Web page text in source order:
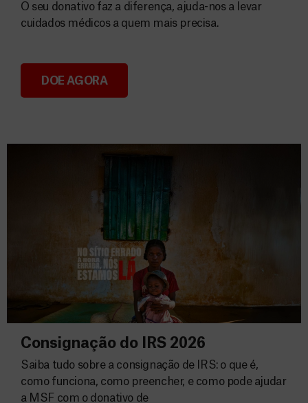
Donativos
O seu donativo faz a diferença, ajuda-nos a levar
cuidados médicos a quem mais precisa.
DOE AGORA
Consignação do IRS 2026
Saiba tudo sobre a consignação de IRS: o que é,
como funciona, como preencher, e como pode ajudar
a MSF com o donativo de